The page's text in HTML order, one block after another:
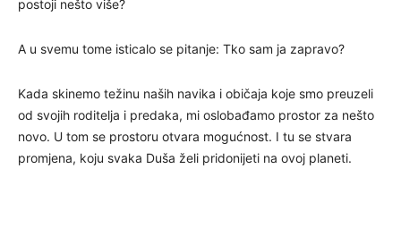
postoji nešto više?
A u svemu tome isticalo se pitanje: Tko sam ja zapravo?
Kada skinemo težinu naših navika i običaja koje smo preuzeli
od svojih roditelja i predaka, mi oslobađamo prostor za nešto
novo. U tom se prostoru otvara mogućnost. I tu se stvara
promjena, koju svaka Duša želi pridonijeti na ovoj planeti.